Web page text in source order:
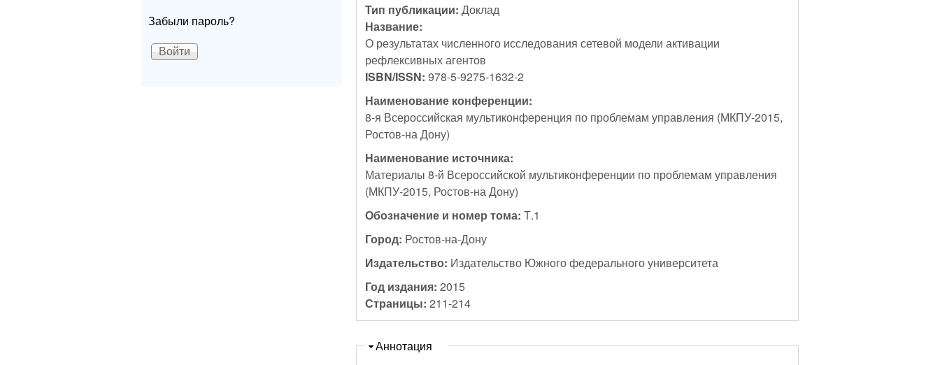
Тип публикации:Доклад
Название:
О результатах численного исследования сетевой модели активации
рефлексивных агентов
ISBN/ISSN:978-5-9275-1632-2
Наименование конференции:
8-я Всероссийская мультиконференция по проблемам управления (МКПУ-2015,
Ростов-на Дону)
Наименование источника:
Материалы 8-й Всероссийской мультиконференции по проблемам управления
(МКПУ-2015, Ростов-на Дону)
Обозначение и номер тома:Т.1
Город: Ростов-на-Дону
Издательство: Издательство Южного федерального университета
Год издания:2015
Страницы:211-214
Скрыть
Аннотация
Забыли пароль?